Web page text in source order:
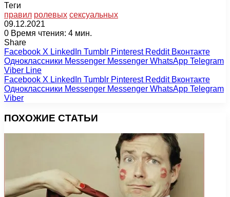
Теги
правил ролевых сексуальных
09.12.2021
0 Время чтения: 4 мин.
Share
Facebook X LinkedIn Tumblr Pinterest Reddit Вконтакте
Одноклассники Messenger Messenger WhatsApp Telegram
Viber Line
Facebook X LinkedIn Tumblr Pinterest Reddit Вконтакте
Одноклассники Messenger Messenger WhatsApp Telegram
Viber
ПОХОЖИЕ СТАТЬИ